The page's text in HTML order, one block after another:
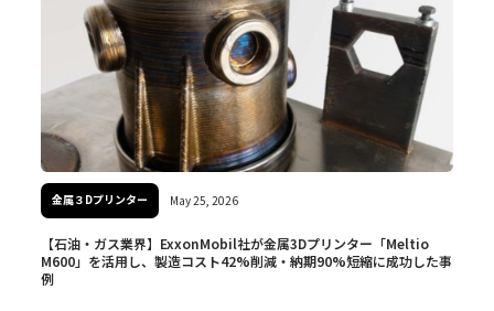
金属３Dプリンター May 25, 2026
【石油・ガス業界】ExxonMobil社が金属3Dプリンター「Meltio
M600」を活用し、製造コスト42%削減・納期90%短縮に成功した事
例